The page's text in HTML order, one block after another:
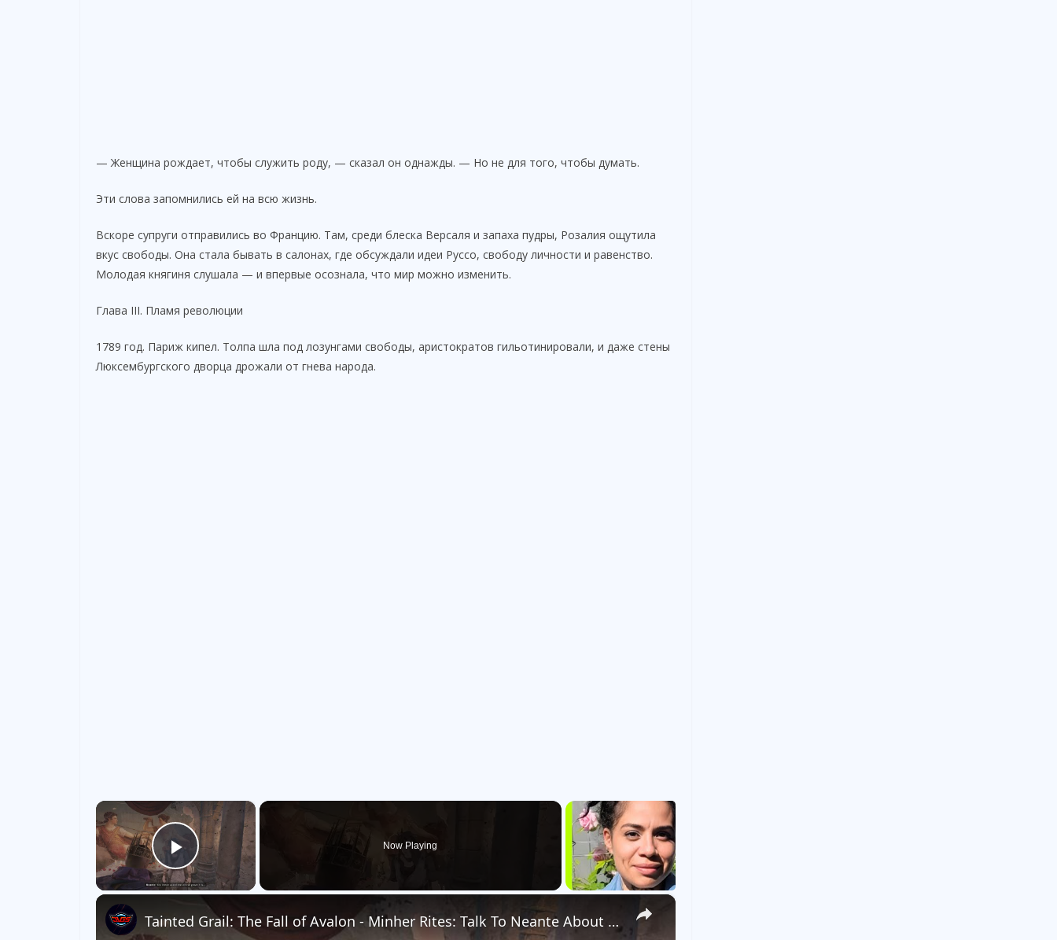
— Женщина рождает, чтобы служить роду, — сказал он однажды. — Но не для того, чтобы думать.
Эти слова запомнились ей на всю жизнь.
Вскоре супруги отправились во Францию. Там, среди блеска Версаля и запаха пудры, Розалия ощутила
вкус свободы. Она стала бывать в салонах, где обсуждали идеи Руссо, свободу личности и равенство.
Молодая княгиня слушала — и впервые осознала, что мир можно изменить.
Глава III. Пламя революции
1789 год. Париж кипел. Толпа шла под лозунгами свободы, аристократов гильотинировали, и даже стены
Люксембургского дворца дрожали от гнева народа.
×
Play Video
Now Playing
×
Tainted Grail: The Fall of Avalon - Minher Rites: Talk To Neante About The Corrupted Temple Gameplay